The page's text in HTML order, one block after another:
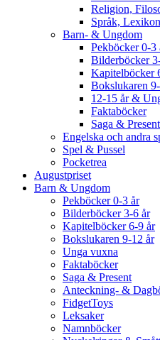
Religion,
Språk,
Barn- & Ungdom
Pekböcker 0-3
Bilderböcker
Kapitelböcker
Bokslukaren
12-15 år &
Faktaböcker
Saga & Present
Engelska och andra
Spel & Pussel
Pocketrea
Augustpriset
Barn & Ungdom
Pekböcker 0-3 år
Bilderböcker 3-6 år
Kapitelböcker 6-9 år
Bokslukaren 9-12 år
Unga vuxna
Faktaböcker
Saga & Present
Anteckning- &
FidgetToys
Leksaker
Namnböcker